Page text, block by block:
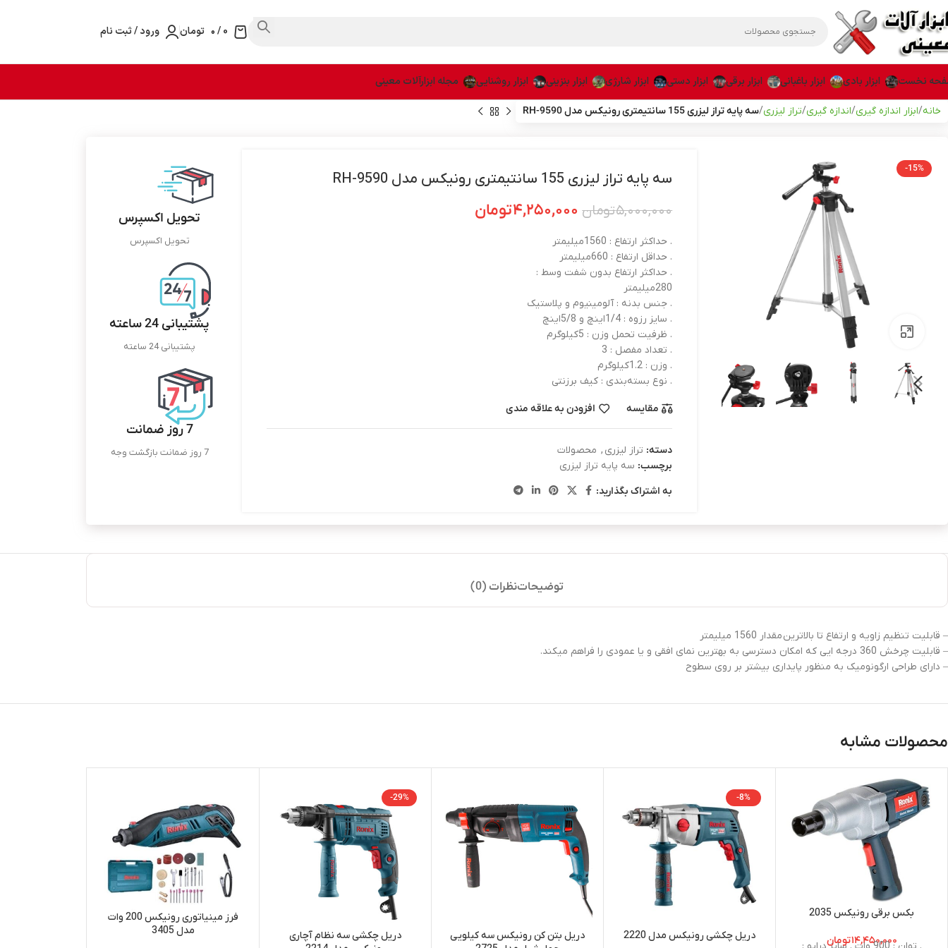
0
/۰ تومان ورود / ثبت نام
نخست ابزار بادی ابزار باغبانی ابزار برقی ابزار دستی ابزار شارژی ابزار بنزینی ابزار روشنایی مجله ابزارآلات معینی
خانه ابزار اندازه گیری اندازه گیری تراز لیزری سه پایه تراز لیزری 155 سانتیمتری رونیکس مدل RH-9590
-15%
بزرگنمایی تصویر
سه پایه تراز لیزری 155 سانتیمتری رونیکس مدل RH-9590
۵,۰۰۰,۰۰۰تومان ۴,۲۵۰,۰۰۰تومان
. حداکثر ارتفاع : 1560میلیمتر
. حداقل ارتفاع : 660میلیمتر
. حداکثر ارتفاع بدون شفت وسط :
280میلیمتر
. جنس بدنه : آلومینیوم و پلاستیک
. سایز رزوه : 1/4اینچ و 5/8اینچ
. ظرفیت تحمل وزن : 5کیلوگرم
. تعداد مفصل : 3
. وزن : 1.2کیلوگرم
. نوع‌ بسته‌بندی : کیف برزنتی
مقایسه افزودن به علاقه مندی
دسته: تراز لیزری , محصولات
برچسب: سه پایه تراز لیزری
به اشتراک بگذارید:
تحویل اکسپرس
تحویل اکسپرس
پشتیبانی 24 ساعته
پشتیبانی 24 ساعته
7 روز ضمانت
7 روز ضمانت بازگشت وجه
توضیحاتنظرات (0)
– قابلیت تنظیم زاویه و ارتفاع تا بالاترین مقدار 1560 میلیمتر
– قابلیت چرخش 360 درجه ایی که امکان دسترسی به بهترین نمای افقی و یا عمودی را فراهم میکند.
– دارای طراحی ارگونومیک به منظور پایداری بیشتر بر روی سطوح
محصولات مشابه
بکس برقی رونیکس 2035
۱۴,۴۵۰,۰۰۰تومان
-8%
دریل چکشی رونیکس مدل 2220
دریل بتن کن رونیکس سه کیلویی
-29%
دریل چکشی سه نظام آچاری
فرز مینیاتوری رونیکس 200 وات
مدل 3405